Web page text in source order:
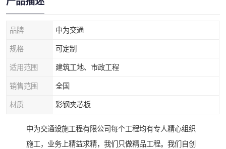
品牌 中为交通
规格 可定制
适用范围 建筑工地、市政工程
销售范围 全国
材质 彩钢夹芯板
中为交通设施工程有限公司每个工程均有专人精心组织
施工，业务上精益求精，我们只做精品工程。我们自创